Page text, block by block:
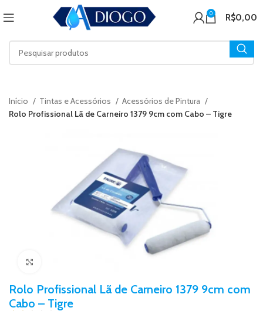
0 R$0,00
Início Tintas e Acessórios
Acessórios de Pintura
Rolo Profissional Lã de Carneiro 1379 9cm com Cabo – Tigre
Rolo Profissional Lã de Carneiro 1379 9cm com
Cabo – Tigre